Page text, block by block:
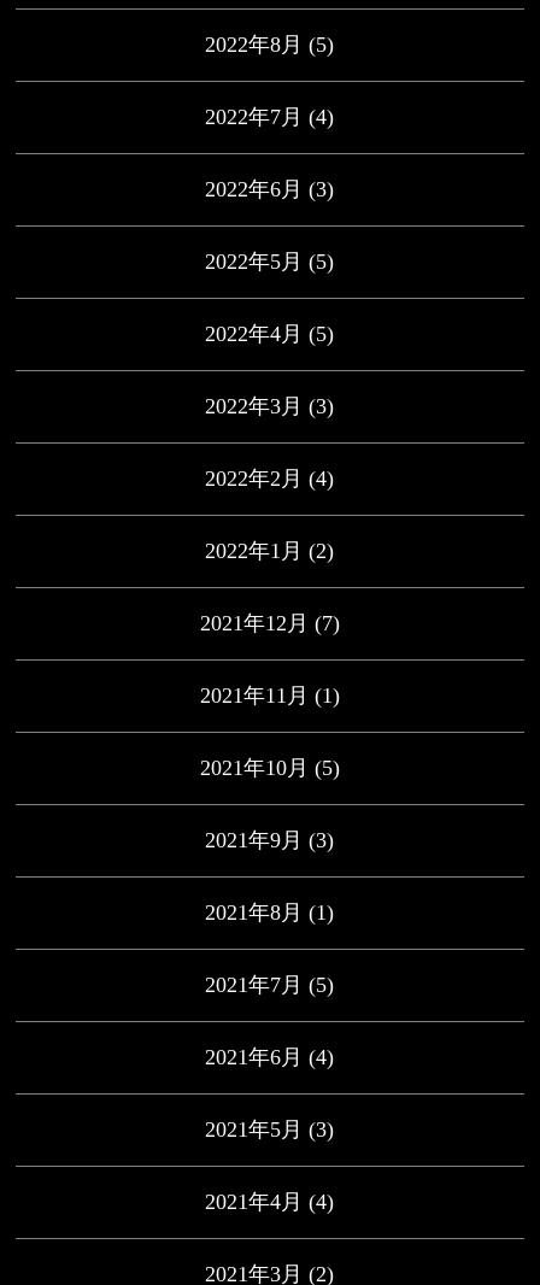
2022年8月 (5)
2022年7月 (4)
2022年6月 (3)
2022年5月 (5)
2022年4月 (5)
2022年3月 (3)
2022年2月 (4)
2022年1月 (2)
2021年12月 (7)
2021年11月 (1)
2021年10月 (5)
2021年9月 (3)
2021年8月 (1)
2021年7月 (5)
2021年6月 (4)
2021年5月 (3)
2021年4月 (4)
2021年3月 (2)